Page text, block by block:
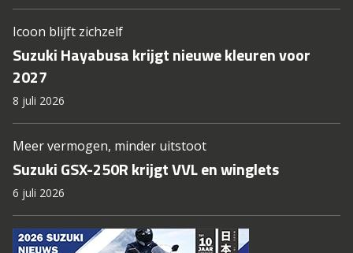
Icoon blijft zichzelf
Suzuki Hayabusa krijgt nieuwe kleuren voor
2027
8 juli 2026
Meer vermogen, minder uitstoot
Suzuki GSX-250R krijgt VVL en winglets
6 juli 2026